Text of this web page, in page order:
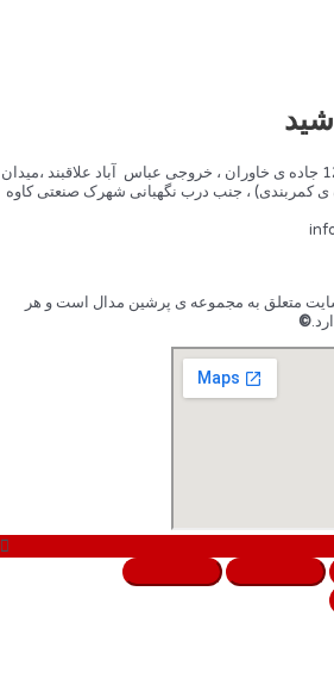
آدرس: تهران ، کیلومتر 12 جاده ی خاوران ، خروجی عباس آباد علاقبند ،میدان
، جنب درب نگهبانی شهرک صنعتی کاوه
متعلق به مجموعه ی پرشین مدال است و هر
©